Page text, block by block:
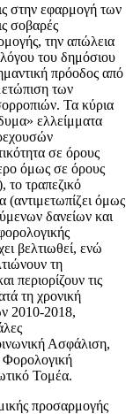
στην εφαρμογή των
σοβαρές
την απώλεια
του δημόσιου
πρόοδος από
των
Τα κύρια
ελλείμματα
σε όρους
όμως σε όρους
το τραπεζικό
(αντιμετωπίζει όμως
δανείων και
βελτιωθεί, ενώ
τη
περιορίζουν τις
τη χρονική
2010-2018,
Ασφάλιση,
Φορολογική
Τομέα.
προσαρμογής